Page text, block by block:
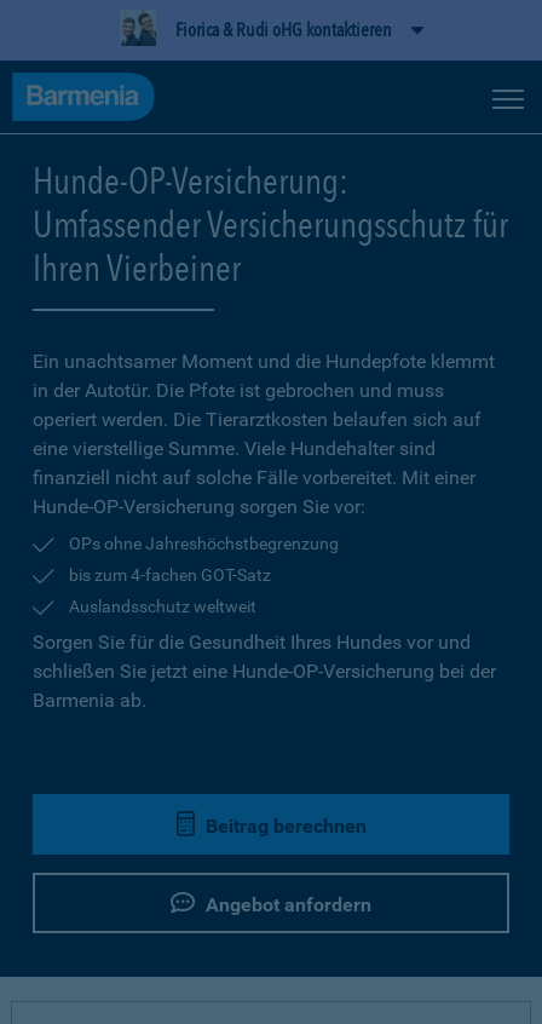
Fiorica & Rudi oHG kontaktieren
Hunde-OP-Versicherung:
Umfassender Versicherungsschutz für
Ihren Vierbeiner
Ein unachtsamer Moment und die Hundepfote klemmt
in der Autotür. Die Pfote ist gebrochen und muss
operiert werden. Die Tierarztkosten belaufen sich auf
eine vierstellige Summe. Viele Hundehalter sind
finanziell nicht auf solche Fälle vorbereitet. Mit einer
Hunde-OP-Versicherung sorgen Sie vor:
OPs ohne Jahreshöchstbegrenzung
bis zum 4-fachen GOT-Satz
Auslandsschutz weltweit
Sorgen Sie für die Gesundheit Ihres Hundes vor und
schließen Sie jetzt eine Hunde-OP-Versicherung bei der
Barmenia ab.
Beitrag berechnen
Angebot anfordern